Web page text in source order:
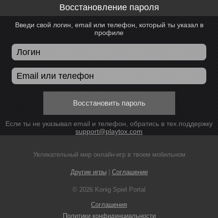
Восстановление пароля
Введи свой логин, email или телефон, который ты указал в
профиле
Восстановить пароль
Если ты не указывал email и телефон, обратись в тех.поддержку
support@playtox.com
Увлекательный мир онлайн-игр в твоем мобильном
Другие игры| Соглашение
© 2026 Konig Spiel Portal
Соглашения
Политики конфиденциальности